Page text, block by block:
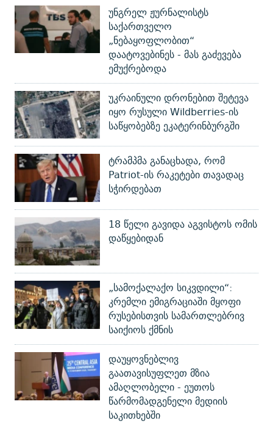
უნგრელ ჟურნალისტს
საქართველო
„ნებაყოფლობით“
დაატოვებინეს - მას გაძევება
ემუქრებოდა
უკრაინული დრონებით შეტევა
იყო რუსული Wildberries-ის
საწყობებზე ეკატერინბურგში
ტრამპმა განაცხადა, რომ
Patriot-ის რაკეტები თავადაც
სჭირდებათ
18 წელი გავიდა აგვისტოს ომის
დაწყებიდან
„სამოქალაქო სიკვდილი“:
კრემლი ემიგრაციაში მყოფი
რუსებისთვის სამართლებრივ
საიქიოს ქმნის
დაუყოვნებლივ
გაათავისუფლეთ მზია
ამაღლობელი - ეუთოს
წარმომადგენელი მედიის
საკითხებში